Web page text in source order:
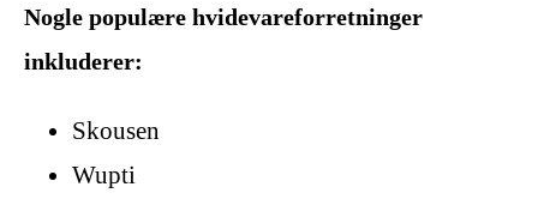
Nogle populære hvidevareforretninger
inkluderer:
Skousen
Wupti